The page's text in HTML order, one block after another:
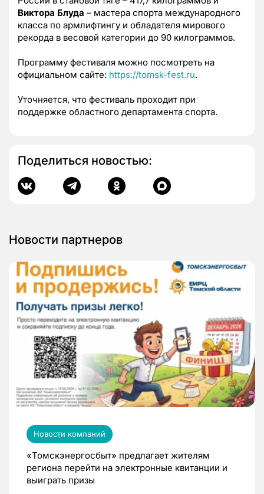
Виктора Блуда – мастера спорта международного
класса по армлифтингу и обладателя мирового
рекорда в весовой категории до 90 килограммов.
Программу фестиваля можно посмотреть на
официальном сайте: https://tomsk-fest.ru.
Уточняется, что фестиваль проходит при
поддержке областного департамента спорта.
Поделиться новостью:
Новости партнеров
Новости компаний
«Томскэнергосбыт» предлагает жителям
региона перейти на электронные квитанции и
выиграть призы